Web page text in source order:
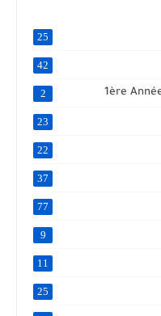
25
42
2
23
22
37
77
9
11
25